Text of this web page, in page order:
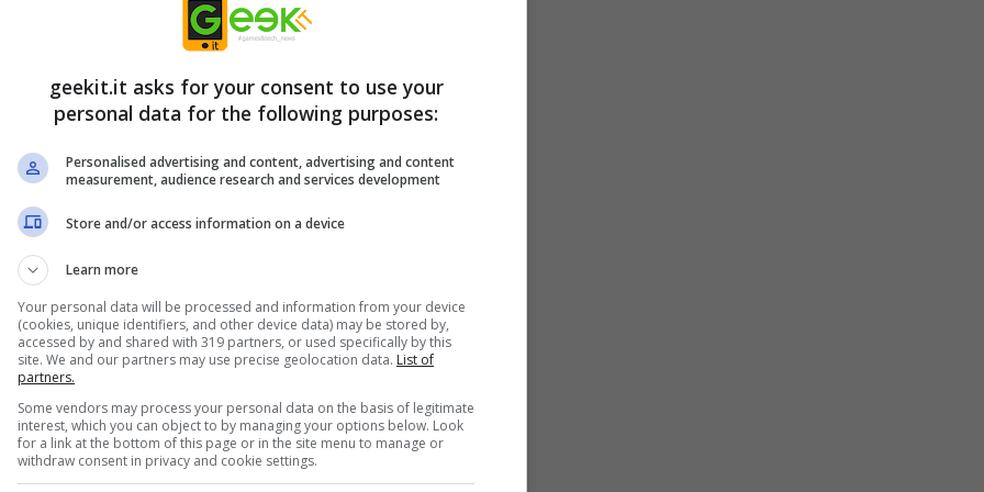
su
sistema
4.1
malware
web di
networking
9 Novembre 2010
con Firefox poi
Opera e IE nella
sicurezza
4 Novembre 2010
geekit.it asks for your consent to use your
personal data for the following purposes:
Personalised advertising and content, advertising and content
measurement, audience research and services development
Store and/or access information on a device
Learn more
Your personal data will be processed and information from your device
(cookies, unique identifiers, and other device data) may be stored by,
accessed by and shared with 319 partners, or used specifically by this
site. We and our partners may use precise geolocation data. List of
partners.
Some vendors may process your personal data on the basis of legitimate
interest, which you can object to by managing your options below. Look
for a link at the bottom of this page or in the site menu to manage or
withdraw consent in privacy and cookie settings.